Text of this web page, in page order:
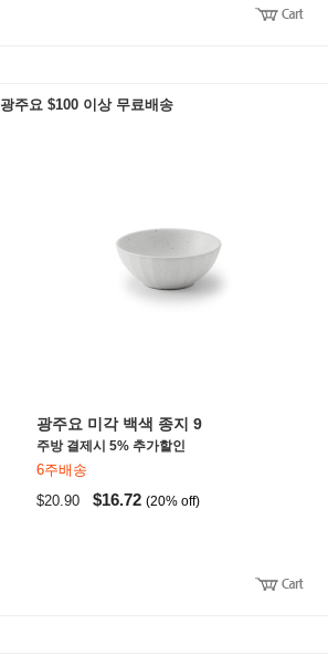
광주요 $100 이상 무료배송
광주요 미각 백색 종지 9
주방 결제시 5% 추가할인
6주배송
$20.90$16.72(20% off)